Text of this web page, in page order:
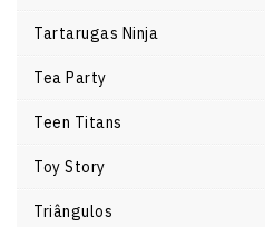
Tartarugas Ninja
Tea Party
Teen Titans
Toy Story
Triângulos